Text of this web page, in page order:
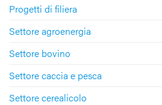
Progetti di filiera
Settore agroenergia
Settore bovino
Settore caccia e pesca
Settore cerealicolo